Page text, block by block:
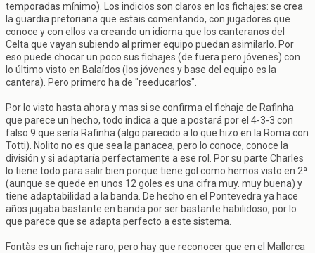
temporadas mínimo). Los indicios son claros en los fichajes: se crea
la guardia pretoriana que estais comentando, con jugadores que
conoce y con ellos va creando un idioma que los canteranos del
Celta que vayan subiendo al primer equipo puedan asimilarlo. Por
eso puede chocar un poco sus fichajes (de fuera pero jóvenes) con
lo último visto en Balaídos (los jóvenes y base del equipo es la
cantera). Pero primero ha de "reeducarlos".
Por lo visto hasta ahora y mas si se confirma el fichaje de Rafinha
que parece un hecho, todo indica a que a postará por el 4-3-3 con
falso 9 que sería Rafinha (algo parecido a lo que hizo en la Roma con
Totti). Nolito no es que sea la panacea, pero lo conoce, conoce la
división y si adaptaría perfectamente a ese rol. Por su parte Charles
lo tiene todo para salir bien porque tiene gol como hemos visto en 2ª
(aunque se quede en unos 12 goles es una cifra muy. muy buena) y
tiene adaptabilidad a la banda. De hecho en el Pontevedra ya hace
años jugaba bastante en banda por ser bastante habilidoso, por lo
que parece que se adapta perfecto a este sistema.
Fontàs es un fichaje raro, pero hay que reconocer que en el Mallorca